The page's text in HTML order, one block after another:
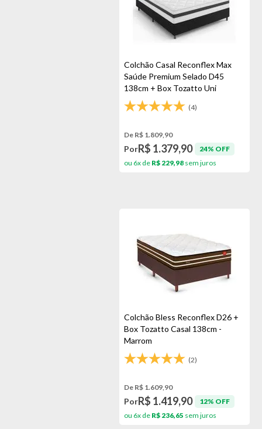
Colchão Casal Reconflex Max
Saúde Premium Selado D45
138cm + Box Tozatto Uni
(4)
De R$ 1.809,90
PorR$ 1.379,90
24% OFF
ou 6x de R$ 229,98 sem juros
Colchão Bless Reconflex D26 +
Box Tozatto Casal 138cm -
Marrom
(2)
De R$ 1.609,90
PorR$ 1.419,90
12% OFF
ou 6x de R$ 236,65 sem juros